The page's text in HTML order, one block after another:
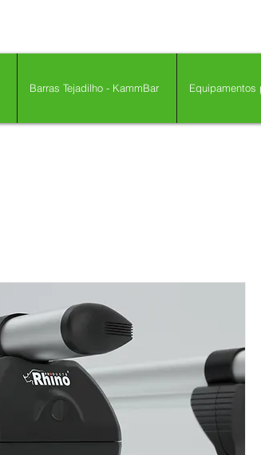
Barras Tejadilho - KammBar Equipamentos